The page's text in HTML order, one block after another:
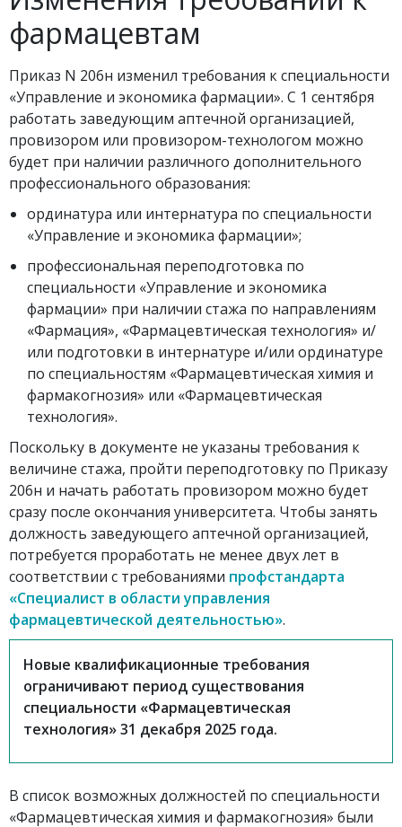
фармацевтам
Приказ N 206н изменил требования к специальности
«Управление и экономика фармации». С 1 сентября
работать заведующим аптечной организацией,
провизором или провизором-технологом можно
будет при наличии различного дополнительного
профессионального образования:
ординатура или интернатура по специальности
«Управление и экономика фармации»;
профессиональная переподготовка по
специальности «Управление и экономика
фармации» при наличии стажа по направлениям
«Фармация», «Фармацевтическая технология» и/
или подготовки в интернатуре и/или ординатуре
по специальностям «Фармацевтическая химия и
фармакогнозия» или «Фармацевтическая
технология».
Поскольку в документе не указаны требования к
величине стажа, пройти переподготовку по Приказу
206н и начать работать провизором можно будет
сразу после окончания университета. Чтобы занять
должность заведующего аптечной организацией,
потребуется проработать не менее двух лет в
соответствии с требованиями профстандарта
«Специалист в области управления
фармацевтической деятельностью».
Новые квалификационные требования
ограничивают период существования
специальности «Фармацевтическая
технология» 31 декабря 2025 года.
В список возможных должностей по специальности
«Фармацевтическая химия и фармакогнозия» были